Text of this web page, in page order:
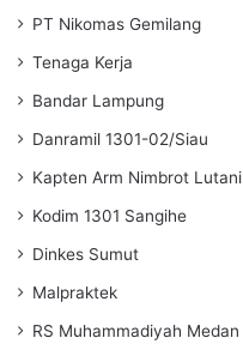
PT Nikomas Gemilang
Tenaga Kerja
Bandar Lampung
Danramil 1301-02/Siau
Kapten Arm Nimbrot Lutani
Kodim 1301 Sangihe
Dinkes Sumut
Malpraktek
RS Muhammadiyah Medan